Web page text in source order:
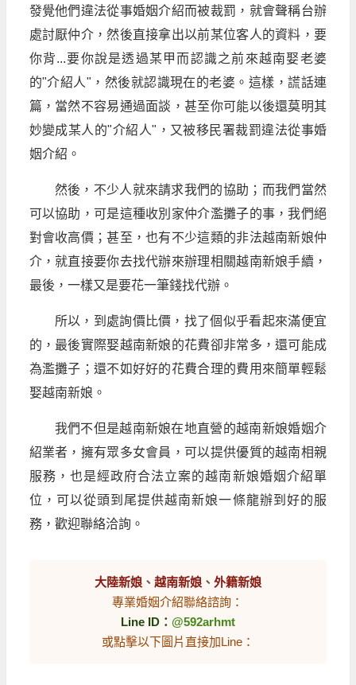
發覺他們違法從事婚姻介紹而被裁罰，就會聲稱台辦
處討厭仲介，然後直接拿出以前某位客人的資料，要
你背...要你說是透過某甲而認識之前來越南娶老婆
的"介紹人"，然後就認識現在的老婆。這樣，謊話連
篇，當然不容易通過面談，甚至你可能以後還莫明其
妙變成某人的"介紹人"，又被移民署裁罰違法從事婚
姻介紹。
然後，不少人就來請求我們的協助；而我們當然
可以協助，可是這種收別家仲介濫攤子的事，我們絕
對會收高價；甚至，也有不少這類的非法越南新娘仲
介，就直接要你去找代辦來辦理相關越南新娘手續，
最後，一樣又是要花一筆錢找代辦。
所以，到處詢價比價，找了個似乎看起來滿便宜
的，最後實際娶越南新娘的花費卻非常多，還可能成
為濫攤子；還不如好好的花費合理的費用來簡單輕鬆
娶越南新娘。
我們不但是越南新娘在地直營的越南新娘婚姻介
紹業者，擁有眾多女會員，可以提供優質的越南相親
服務，也是經政府合法立案的越南新娘婚姻介紹單
位，可以從頭到尾提供越南新娘一條龍辦到好的服
務，歡迎聯絡洽詢。
大陸新娘、 越南新娘、 外籍新娘
專業婚姻介紹聯絡諮詢：
Line ID： @592arhmt
或點擊以下圖片直接加Line：